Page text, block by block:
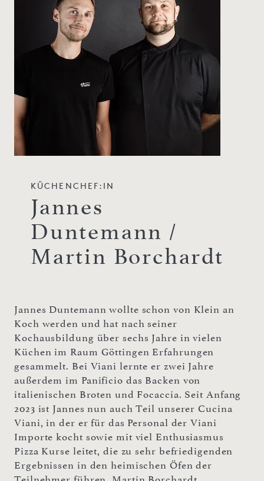
KÜCHENCHEF:IN
Jannes
Duntemann /
Martin Borchardt
Jannes Duntemann wollte schon von Klein an
Koch werden und hat nach seiner
Kochausbildung über sechs Jahre in vielen
Küchen im Raum Göttingen Erfahrungen
gesammelt. Bei Viani lernte er zwei Jahre
außerdem im Panificio das Backen von
italienischen Broten und Focaccia. Seit Anfang
2023 ist Jannes nun auch Teil unserer Cucina
Viani, in der er für das Personal der Viani
Importe kocht sowie mit viel Enthusiasmus
Pizza Kurse leitet, die zu sehr befriedigenden
Ergebnissen in den heimischen Öfen der